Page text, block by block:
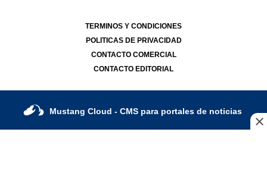
TERMINOS Y CONDICIONES
POLITICAS DE PRIVACIDAD
CONTACTO COMERCIAL
CONTACTO EDITORIAL
Mustang Cloud - CMS para portales de noticias